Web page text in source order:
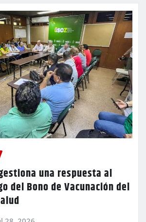
una respuesta al
del Bono de Vacunación del